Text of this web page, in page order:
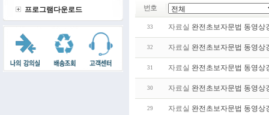
프로그램다운로드
번호
33 자료실 완전초보자문법 동영상
32 자료실 완전초보자문법 동영
31 자료실 완전초보자문법 동영
30 자료실 완전초보자문법 동영상
29 자료실 완전초보자문법 동영상